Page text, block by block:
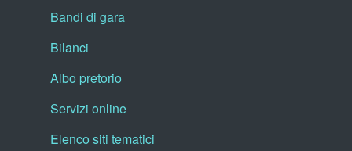
Bandi di gara
Bilanci
Albo pretorio
Servizi online
Elenco siti tematici